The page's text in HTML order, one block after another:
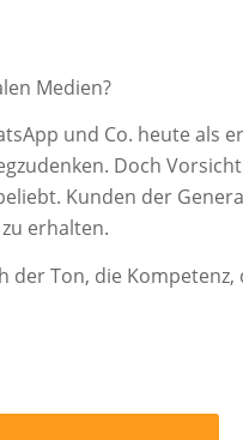
Medien?
und Co. heute als
Doch
Kunden der
erhalten.
der Ton, die